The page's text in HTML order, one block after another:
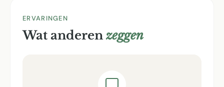
ERVARINGEN
Wat anderenzeggen